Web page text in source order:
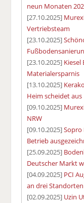
neun Monaten
[27.10.2025]
Vertriebsteam
[23.10.2025]
[23.10.2025]
Materialersparnis
[13.10.2025]
Heim scheidet aus
[09.10.2025]
NRW
[09.10.2025]Sopro
Betrieb
[25.09.2025]
Deutscher Markt
[04.09.2025] PCI
an drei Standorten
[02.09.2025] Uzin